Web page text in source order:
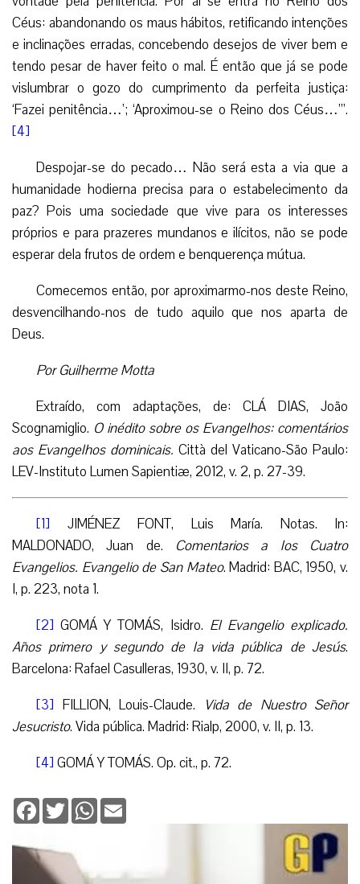
Céus: abandonando os maus hábitos, retificando intenções
e inclinações erradas, concebendo desejos de viver bem e
tendo pesar de haver feito o mal. É então que já se pode
vislumbrar o gozo do cumprimento da perfeita justiça:
‘Fazei penitência…’; ‘Aproximou-se o Reino dos Céus…’”.
[4]
Despojar-se do pecado… Não será esta a via que a
humanidade hodierna precisa para o estabelecimento da
paz? Pois uma sociedade que vive para os interesses
próprios e para prazeres mundanos e ilícitos, não se pode
esperar dela frutos de ordem e benquerença mútua.
Comecemos então, por aproximarmo-nos deste Reino,
desvencilhando-nos de tudo aquilo que nos aparta de
Deus.
Por Guilherme Motta
Extraído, com adaptações, de: CLÁ DIAS, João
Scognamiglio. O inédito sobre os Evangelhos: comentários
aos Evangelhos dominicais. Città del Vaticano-São Paulo:
LEV-Instituto Lumen Sapientiæ, 2012, v. 2, p. 27-39.
[1] JIMÉNEZ FONT, Luis María. Notas. In:
MALDONADO, Juan de. Comentarios a los Cuatro
Evangelios. Evangelio de San Mateo. Madrid: BAC, 1950, v.
I, p. 223, nota 1.
[2] GOMÁ Y TOMÁS, Isidro. El Evangelio explicado.
Años primero y segundo de la vida pública de Jesús.
Barcelona: Rafael Casulleras, 1930, v. II, p. 72.
[3] FILLION, Louis-Claude.
Vida de Nuestro Señor
Jesucristo. Vida pública. Madrid: Rialp, 2000, v. II, p. 13.
[4] GOMÁ Y TOMÁS. Op. cit., p. 72.
Facebook
TwitterWhatsApp